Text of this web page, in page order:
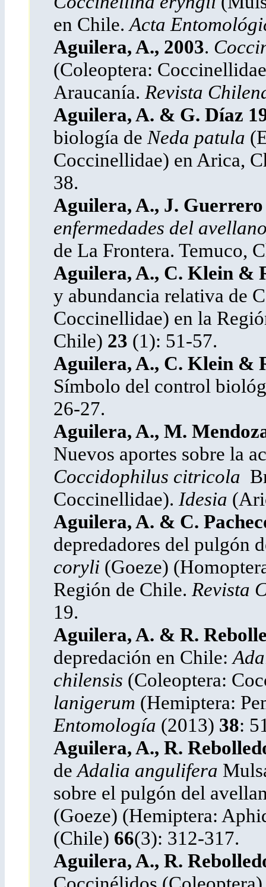
en Chile.Acta
Aguilera, A., 2003.
(Coleoptera:
Araucanía. Revista
Aguilera, A. & G. Díaz
biología de Neda patula
Coccinellidae) en Arica,
38.
Aguilera, A., J.
enfermedades del
de La Frontera. Temuco,
Aguilera, A., C. Klein &
y abundancia relativa de
Coccinellidae) en la
Chile) 23 (1): 51-57.
Aguilera, A., C. Klein &
Símbolo del control
26-27.
Aguilera, A., M.
Nuevos aportes sobre la
Coccidophilus citricola
Coccinellidae). Idesia
Aguilera, A. & C.
depredadores del pulgón
coryli (Goeze)
Región de Chile. Revista
19.
Aguilera, A. & R.
depredación en Chile:
chilensis (Coleoptera:
lanigerum (Hemiptera:
Entomología (2013) 38:
Aguilera, A., R.
deAdalia angulifera
sobre el pulgón del
(Goeze) (Hemiptera:
(Chile) 66(3): 312-317.
Aguilera, A., R.